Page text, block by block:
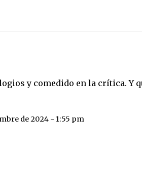
y comedido en la crítica. Y
de 2024 - 1:55 pm